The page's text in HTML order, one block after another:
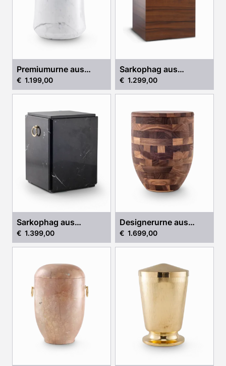
Premiumurne aus
weißem Carrara-
Marmor
€ 1.199,00
Sarkophag aus
indischem Apfel
€ 1.299,00
Sarkophag aus
schwarzem Marmor
€ 1.399,00
Designerurne aus
Walnuss
€ 1.699,00